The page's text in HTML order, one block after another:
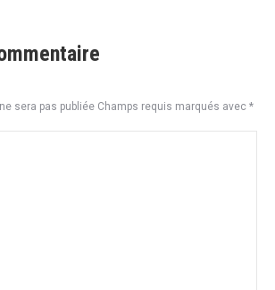
sera pas publiée Champs requis marqués avec *